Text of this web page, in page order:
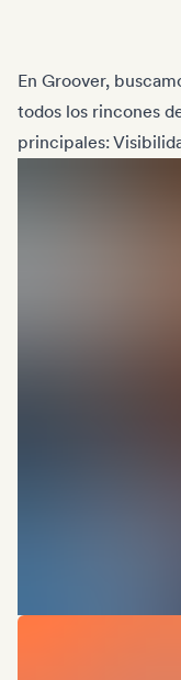
En Groover,
todos los rincones
principales: